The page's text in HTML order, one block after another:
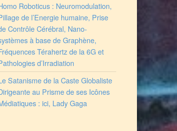
Roboticus : Neuromodulation,
de l’Energie humaine, Prise
Contrôle Cérébral, Nano-
à base de Graphène,
Térahertz de la 6G et
d’Irradiation
Satanisme de la Caste Globaliste
au Prisme de ses Icônes
: ici, Lady Gaga